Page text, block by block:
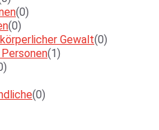
(0)
(0)
Gewalt(0)
(1)
)
(0)